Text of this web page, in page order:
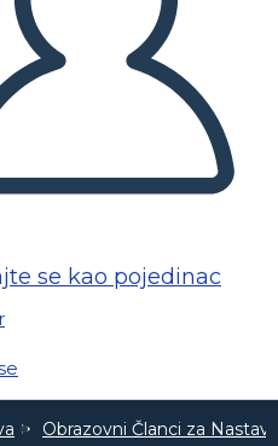
se kao pojedinac
Obrazovni Članci za